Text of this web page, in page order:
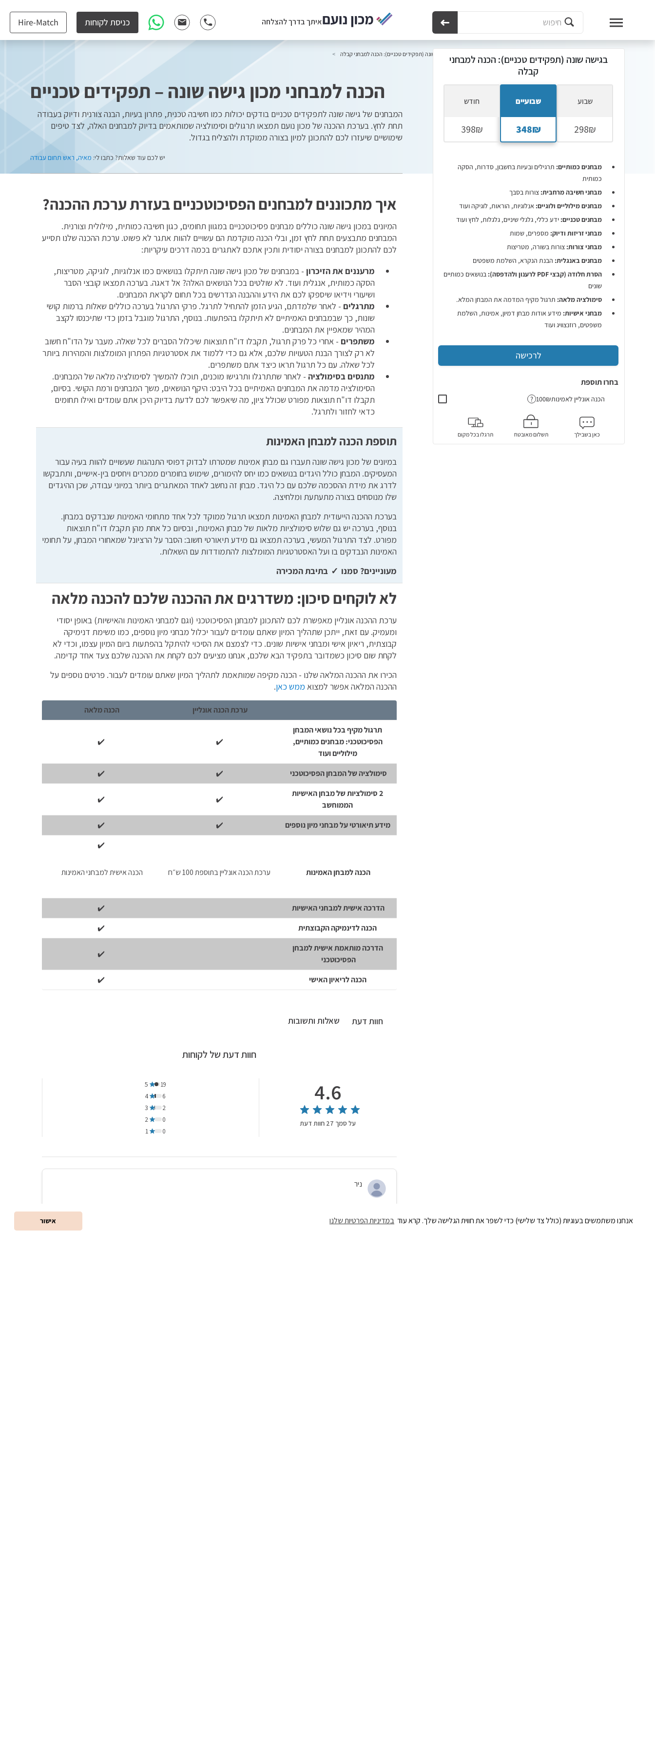
אנחנו משתמשים בעוגיות (כולל צד שלישי) כדי לשפר את חווית הגלישה שלך. קרא עוד במדיניות הפרטיות שלנו אישור
איתך בדרך להצלחה כניסת לקוחות Hire-Match
מבחני קבלה לעבודה הכנה למכון גישה שונה בגישה שונה (תפקידים טכניים): הכנה למבחני קבלה
הכנה למבחני מכון גישה שונה – תפקידים טכניים
המבחנים של גישה שונה לתפקידים טכניים בודקים יכולות כמו חשיבה טכנית, פתרון בעיות, הבנה צורנית ודיוק בעבודה
תחת לחץ. בערכת ההכנה של מכון נועם תמצאו תרגולים וסימולציה שמותאמים בדיוק למבחנים האלה, לצד טיפים
שימושיים שיעזרו לכם להתכונן למיון בצורה ממוקדת ולהצליח בגדול.
יש לכם עוד שאלות? כתבו לי: מאיה, ראש תחום עבודה
בגישה שונה (תפקידים טכניים): הכנה למבחני
קבלה
שבוע שבועיים
‏348₪
חודש
מבחנים כמותיים: תרגילים ובעיות בחשבון, סדרות, הסקה
כמותית
מבחני חשיבה מרחבית: צורות בסבך
מבחנים מילוליים ולוגיים: אנלוגיות, הוראות, לוגיקה ועוד
מבחנים טכניים: ידע כללי, גלגלי שיניים, גלגלות, לחץ ועוד
מבחני זריזות ודיוק: מספרים, שמות
מבחני צורות: צורות בשורה, מטריצות
מבחנים באנגלית: הבנת הנקרא, השלמת משפטים
הסרת חלודה (קבצי PDF לרענון ולהדפסה):
בנושאים כמותיים
שונים
סימולציה מלאה: תרגול מקיף המדמה את המבחן המלא.
מבחני אישיות: מידע אודות מבחן דמיון, אמינות, השלמת
משפטים, רוזנצוויג ועוד
לרכישה
בחרו תוספת
הכנה אונליין לאמינות ?
כאן בשבילך תשלום מאובטח תרגלו בכל מקום
איך מתכוננים למבחנים הפסיכוטכניים בעזרת ערכת ההכנה?
המיונים במכון גישה שונה כוללים מבחנים פסיכוטכניים במגוון תחומים, כגון חשיבה כמותית, מילולית וצורנית.
המבחנים מתבצעים תחת לחץ זמן, ובלי הכנה מוקדמת הם עשויים להוות אתגר לא פשוט. ערכת ההכנה שלנו תסייע
לכם להתכונן למבחנים בצורה יסודית ותכין אתכם לאתגרים בכמה דרכים עיקריות:
מרעננים את הזיכרון - במבחנים של מכון גישה שונה תיתקלו בנושאים כמו אנלוגיות, לוגיקה, מטריצות,
הסקה כמותית, אנגלית ועוד. לא שולטים בכל הנושאים האלה? אל דאגה. בערכה תמצאו קובצי הסבר
ושיעורי וידיאו שיספקו לכם את הידע וההבנה הנדרשים בכל תחום לקראת המבחנים.
מתרגלים - לאחר שלמדתם, הגיע הזמן להתחיל לתרגל. פרקי התרגול בערכה כוללים שאלות ברמות קושי
שונות, כך שבמבחנים האמיתיים לא תיתקלו בהפתעות. בנוסף, התרגול מוגבל בזמן כדי שתיכנסו לקצב
המהיר שמאפיין את המבחנים.
משתפרים - אחרי כל פרק תרגול, תקבלו דו"ח תוצאות שיכלול הסברים לכל שאלה. מעבר על הדו"ח חשוב
לא רק לצורך הבנת הטעויות שלכם, אלא גם כדי ללמוד את אסטרטגיות הפתרון המומלצות והמהירות ביותר
לכל שאלה. עם כל תרגול תראו כיצד אתם משתפרים.
מתנסים בסימולציה - לאחר שתתרגלו ותרגישו מוכנים, תוכלו להמשיך לסימולציה מלאה של המבחנים.
הסימולציה מדמה את המבחנים האמיתיים בכל היבט: היקף הנושאים, משך המבחנים ורמת הקושי. בסיום,
תקבלו דו"ח תוצאות מפורט שכולל ציון, מה שיאפשר לכם לדעת בדיוק היכן אתם עומדים ואילו תחומים
כדאי לחזור ולתרגל.
תוספת הכנה למבחן האמינות
במיונים של מכון גישה שונה תעברו גם מבחן אמינות שמטרתו לבדוק דפוסי התנהגות שעשויים להוות בעיה עבור
המעסיקים. המבחן כולל היגדים בנושאים כמו יחס להימורים, שימוש בחומרים ממכרים ויחסים בין-אישיים, ותתבקשו
לדרג את מידת ההסכמה שלכם עם כל היגד. מבחן זה נחשב לאחד המאתגרים ביותר במיוני עבודה, שכן ההיגדים
שלו מנוסחים בצורה מתעתעת ומלחיצה.
בערכת ההכנה הייעודית למבחן האמינות תמצאו תרגול ממוקד לכל אחד מתחומי האמינות שנבדקים במבחן.
בנוסף, בערכה יש גם שלוש סימולציות מלאות של מבחן האמינות, ובסיום כל אחת מהן תקבלו דו"ח תוצאות
מפורט. לצד התרגול המעשי, בערכה תמצאו גם מידע תיאורטי חשוב: הסבר על הרציונל שמאחורי המבחן, על תחומי
האמינות הנבדקים בו ועל האסטרטגיות המומלצות להתמודדות עם השאלות.
מעוניינים? סמנו ✓ בתיבת המכירה
לא לוקחים סיכון: משדרגים את ההכנה שלכם להכנה מלאה
ערכת ההכנה אונליין מאפשרת לכם להתכונן למבחנן הפסיכוטכני (וגם למבחני האמינות והאישיות) באופן יסודי
ומעמיק. עם זאת, ייתכן שתהליך המיון שאתם עומדים לעבור יכלול מבחני מיון נוספים, כמו משימת דנימיקה
קבוצתית, ריאיון אישי ומבחני אישיות שונים. כדי לצמצם את הסיכוי להיתקל בהפתעות ביום המיון עצמו, וכדי לא
לקחת שום סיכון כשמדובר בתפקיד הבא שלכם, אנחנו מציעים לכם לקחת את ההכנה שלכם צעד אחד קדימה.
הכירו את ההכנה המלאה שלנו - הכנה מקיפה שמותאמת לתהליך המיון שאתם עומדים לעבור. פרטים נוספים על
ההכנה המלאה אפשר למצוא ממש כאן.
ערכת הכנה אונליין
הכנה מלאה
תרגול מקיף בכל נושאי המבחן
הפסיכוטכני: מבחנים כמותיים,
מילוליים ועוד
✔️
✔️
סימולציה של המבחן הפסיכוטכני ✔️
✔️
2 סימולציות של מבחן האישיות
הממוחשב
✔️
✔️
מידע תיאורטי על מבחני מיון נוספים ✔️
✔️
הכנה למבחן האמינות ערכת הכנה אונליין בתוספת 100 ש״ח
✔️
הכנה אישית למבחני האמינות
הדרכה אישית למבחני האישיות
✔️
הכנה לדינמיקה הקבוצתית
✔️
הדרכה מותאמת אישית למבחן
הפסיכוטכני
✔️
הכנה לריאיון האישי ✔️
חוות דעת שאלות ותשובות
חוות דעת של לקוחות
4.6
על סמך 27 חוות דעת
5 19
4 6
3 2
2 0
1 0
ניר